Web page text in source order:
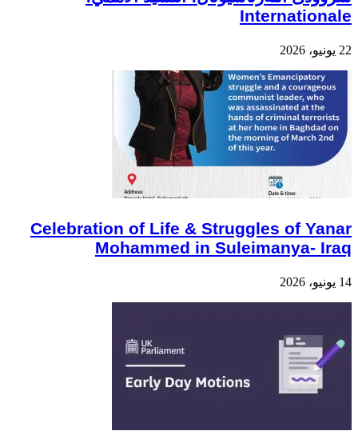
Internationale
22 يونيو، 2026
Celebration of Life & Struggles of Yanar
Mohammed in Suleimanya- Iraq
14 يونيو، 2026